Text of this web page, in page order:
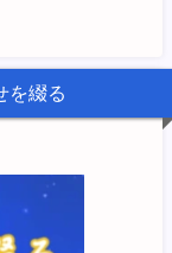
を綴る